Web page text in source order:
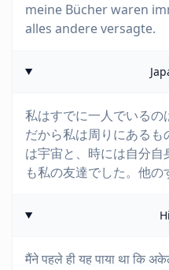
meine Bücher waren
alles andere versagte.
私はすでに一人でいるの
だから私は周りにある
は宇宙と、時には自分
も私の友達でした。他の
मैंने पहले ही यह पाया था कि